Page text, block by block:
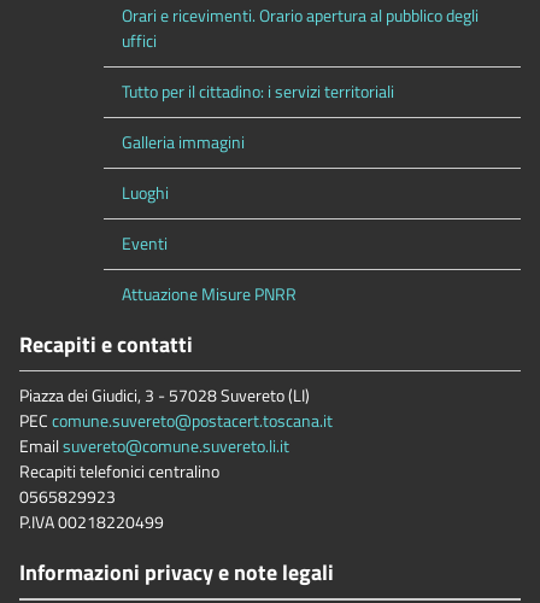
Orari e ricevimenti. Orario apertura al pubblico degli
uffici
Tutto per il cittadino: i servizi territoriali
Galleria immagini
Luoghi
Eventi
Attuazione Misure PNRR
Recapiti e contatti
Piazza dei Giudici, 3 - 57028 Suvereto (LI)
PECcomune.suvereto@postacert.toscana.it
Emailsuvereto@comune.suvereto.li.it
Recapiti telefonici centralino
0565829923
P.IVA 00218220499
Informazioni privacy e note legali